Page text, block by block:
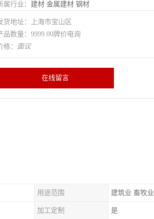
属行业： 建材 金属建材 钢材
货地址：上海市宝山区
品数量：9999.00牌价电询
格： 面议
在线留言
用途范围 建筑业 畜牧业
加工定制 是